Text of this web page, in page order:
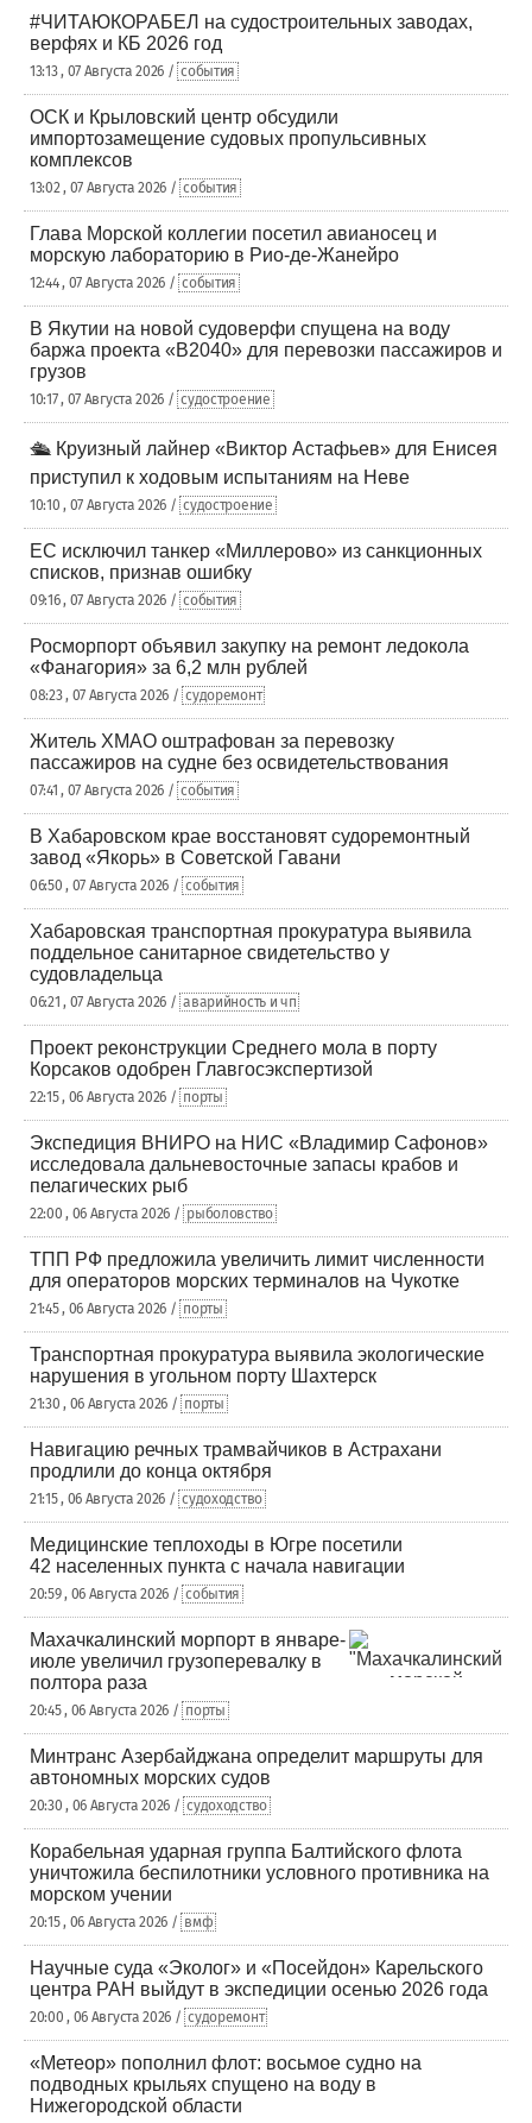
#ЧИТАЮКОРАБЕЛ на судостроительных заводах,
верфях и КБ 2026 год
13:13 , 07 Августа 2026 / события
ОСК и Крыловский центр обсудили
импортозамещение судовых пропульсивных
комплексов
13:02 , 07 Августа 2026 / события
Глава Морской коллегии посетил авианосец и
морскую лабораторию в Рио-де-Жанейро
12:44 , 07 Августа 2026 / события
В Якутии на новой судоверфи спущена на воду
баржа проекта «В2040» для перевозки пассажиров и
грузов
10:17 , 07 Августа 2026 / судостроение
🛳️ Круизный лайнер «Виктор Астафьев» для Енисея
приступил к ходовым испытаниям на Неве
10:10 , 07 Августа 2026 / судостроение
ЕС исключил танкер «Миллерово» из санкционных
списков, признав ошибку
09:16 , 07 Августа 2026 / события
Росморпорт объявил закупку на ремонт ледокола
«Фанагория» за 6,2 млн рублей
08:23 , 07 Августа 2026 / судоремонт
Житель ХМАО оштрафован за перевозку
пассажиров на судне без освидетельствования
07:41 , 07 Августа 2026 / события
В Хабаровском крае восстановят судоремонтный
завод «Якорь» в Советской Гавани
06:50 , 07 Августа 2026 / события
Хабаровская транспортная прокуратура выявила
поддельное санитарное свидетельство у
судовладельца
06:21 , 07 Августа 2026 / аварийность и чп
Проект реконструкции Среднего мола в порту
Корсаков одобрен Главгосэкспертизой
22:15 , 06 Августа 2026 / порты
Экспедиция ВНИРО на НИС «Владимир Сафонов»
исследовала дальневосточные запасы крабов и
пелагических рыб
22:00 , 06 Августа 2026 / рыболовство
ТПП РФ предложила увеличить лимит численности
для операторов морских терминалов на Чукотке
21:45 , 06 Августа 2026 / порты
Транспортная прокуратура выявила экологические
нарушения в угольном порту Шахтерск
21:30 , 06 Августа 2026 / порты
Навигацию речных трамвайчиков в Астрахани
продлили до конца октября
21:15 , 06 Августа 2026 / судоходство
Медицинские теплоходы в Югре посетили
42 населенных пункта с начала навигации
20:59 , 06 Августа 2026 / события
Махачкалинский морпорт в январе-
июле увеличил грузоперевалку в
полтора раза
20:45 , 06 Августа 2026 / порты
Минтранс Азербайджана определит маршруты для
автономных морских судов
20:30 , 06 Августа 2026 / судоходство
Корабельная ударная группа Балтийского флота
уничтожила беспилотники условного противника на
морском учении
20:15 , 06 Августа 2026 / вмф
Научные суда «Эколог» и «Посейдон» Карельского
центра РАН выйдут в экспедиции осенью 2026 года
20:00 , 06 Августа 2026 / судоремонт
«Метеор» пополнил флот: восьмое судно на
подводных крыльях спущено на воду в
Нижегородской области